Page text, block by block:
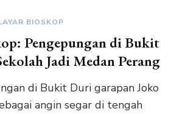
BIOSKOP
Pengepungan di Bukit
Jadi Medan Perang
di Bukit Duri garapan Joko
angin segar di tengah